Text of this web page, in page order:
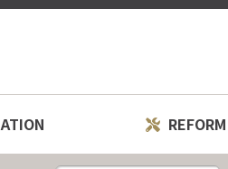
ョン
ラン
REFORM